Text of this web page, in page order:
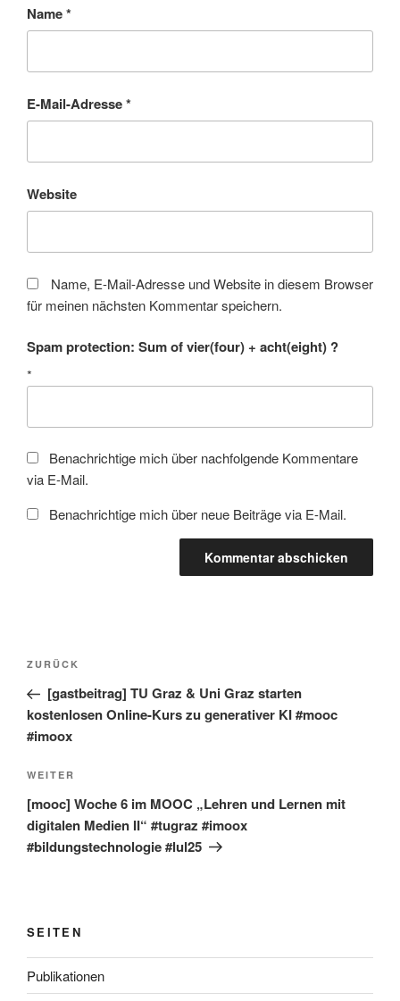
Name*
E-Mail-Adresse*
Website
Name, E-Mail-Adresse und Website in diesem Browser
für meinen nächsten Kommentar speichern.
Spam protection: Sum of vier(four) + acht(eight) ?
*
Benachrichtige mich über nachfolgende Kommentare
via E-Mail.
Benachrichtige mich über neue Beiträge via E-Mail.
Beitragsnavigation
Vorheriger
Beitrag
ZURÜCK
[gastbeitrag] TU Graz & Uni Graz starten
kostenlosen Online-Kurs zu generativer KI #mooc
#imoox
Nächster
Beitrag
WEITER
[mooc] Woche 6 im MOOC „Lehren und Lernen mit
digitalen Medien II“ #tugraz #imoox
#bildungstechnologie #lul25
SEITEN
Publikationen